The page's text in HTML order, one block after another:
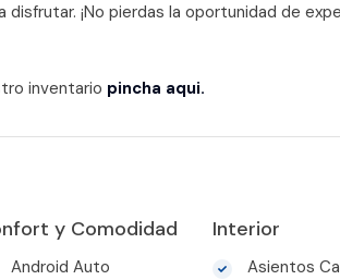
¡No pierdas la oportunidad de
inventario pincha aqui.
y Comodidad
Android Auto
Interior
Asientos